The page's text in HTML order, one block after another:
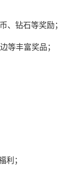
、钻石等奖励
等丰富奖品；
利；